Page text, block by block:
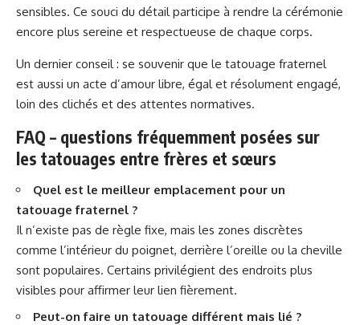
sensibles. Ce souci du détail participe à rendre la cérémonie
encore plus sereine et respectueuse de chaque corps.
Un dernier conseil : se souvenir que le tatouage fraternel
est aussi un acte d’amour libre, égal et résolument engagé,
loin des clichés et des attentes normatives.
FAQ – questions fréquemment posées sur
les tatouages entre frères et sœurs
Quel est le meilleur emplacement pour un
tatouage fraternel ?
Il n’existe pas de règle fixe, mais les zones discrètes
comme l’intérieur du poignet, derrière l’oreille ou la cheville
sont populaires. Certains privilégient des endroits plus
visibles pour affirmer leur lien fièrement.
Peut-on faire un tatouage différent mais lié ?